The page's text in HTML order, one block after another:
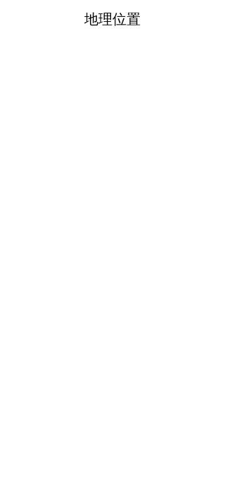
地理位置